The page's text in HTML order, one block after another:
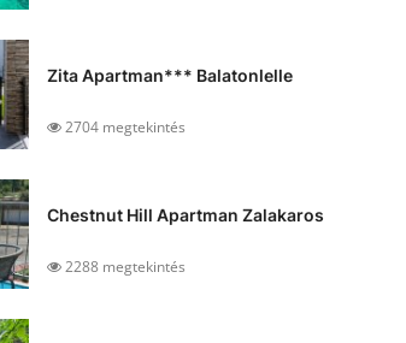
Zita Apartman*** Balatonlelle
2704 megtekintés
Chestnut Hill Apartman Zalakaros
2288 megtekintés